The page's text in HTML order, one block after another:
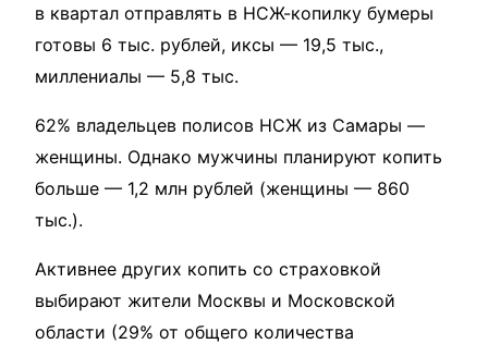
в квартал отправлять в НСЖ-копилку бумеры
готовы 6 тыс. рублей, иксы — 19,5 тыс.,
миллениалы — 5,8 тыс.
62% владельцев полисов НСЖ из Самары —
женщины. Однако мужчины планируют копить
больше — 1,2 млн рублей (женщины — 860
тыс.).
Активнее других копить со страховкой
выбирают жители Москвы и Московской
области (29% от общего количества